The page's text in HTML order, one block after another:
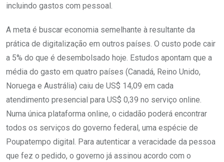
incluindo gastos com pessoal.
A meta é buscar economia semelhante à resultante da
prática de digitalização em outros países. O custo pode cair
a 5% do que é desembolsado hoje. Estudos apontam que a
média do gasto em quatro países (Canadá, Reino Unido,
Noruega e Austrália) caiu de US$ 14,09 em cada
atendimento presencial para US$ 0,39 no serviço online.
Numa única plataforma online, o cidadão poderá encontrar
todos os serviços do governo federal, uma espécie de
Poupatempo digital. Para autenticar a veracidade da pessoa
que fez o pedido, o governo já assinou acordo com o